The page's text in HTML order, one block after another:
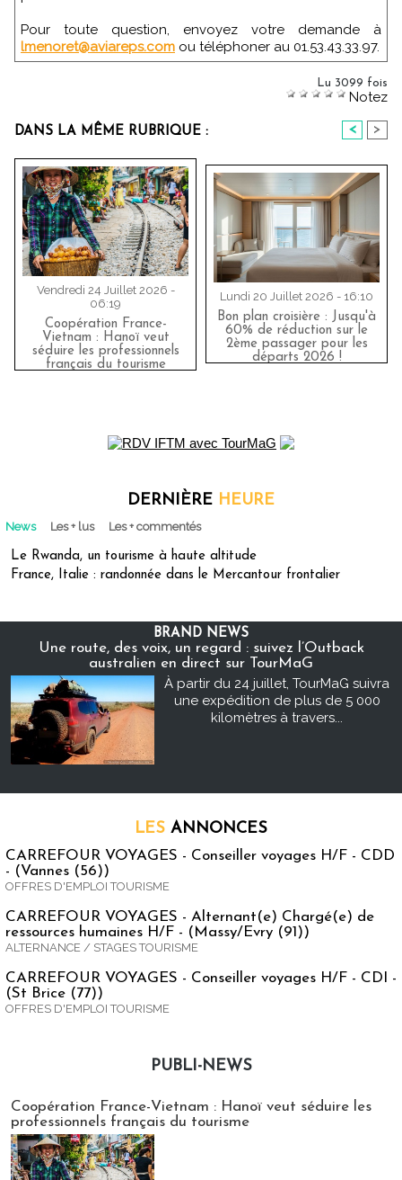
Pour toute question, envoyez votre demande à
lmenoret@aviareps.com ou téléphoner au 01.53.43.33.97.
Lu 3099 fois
Notez
DANS LA MÊME RUBRIQUE : < >
Vendredi 24 Juillet 2026 -
06:19
Coopération France-
Vietnam : Hanoï veut
séduire les professionnels
français du tourisme
Lundi 20 Juillet 2026 - 16:10
Bon plan croisière : Jusqu'à
60% de réduction sur le
2ème passager pour les
départs 2026 !
DERNIÈRE HEURE
News Les + lus Les + commentés
Le Rwanda, un tourisme à haute altitude
France, Italie : randonnée dans le Mercantour frontalier
BRAND NEWS
Une route, des voix, un regard : suivez l’Outback
australien en direct sur TourMaG
À partir du 24 juillet, TourMaG suivra
une expédition de plus de 5 000
kilomètres à travers...
LES ANNONCES
CARREFOUR VOYAGES - Conseiller voyages H/F - CDD
- (Vannes (56))
OFFRES D'EMPLOI TOURISME
CARREFOUR VOYAGES - Alternant(e) Chargé(e) de
ressources humaines H/F - (Massy/Evry (91))
ALTERNANCE / STAGES TOURISME
CARREFOUR VOYAGES - Conseiller voyages H/F - CDI -
(St Brice (77))
OFFRES D'EMPLOI TOURISME
PUBLI-NEWS
Coopération France-Vietnam : Hanoï veut séduire les
professionnels français du tourisme